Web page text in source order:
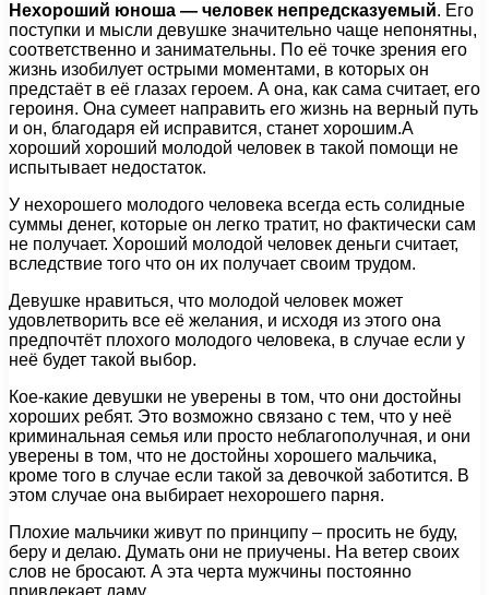
Нехороший юноша — человек непредсказуемый. Его
поступки и мысли девушке значительно чаще непонятны,
соответственно и занимательны. По её точке зрения его
жизнь изобилует острыми моментами, в которых он
предстаёт в её глазах героем. А она, как сама считает, его
героиня. Она сумеет направить его жизнь на верный путь
и он, благодаря ей исправится, станет хорошим.А
хороший хороший молодой человек в такой помощи не
испытывает недостаток.
У нехорошего молодого человека всегда есть солидные
суммы денег, которые он легко тратит, но фактически сам
не получает. Хороший молодой человек деньги считает,
вследствие того что он их получает своим трудом.
Девушке нравиться, что молодой человек может
удовлетворить все её желания, и исходя из этого она
предпочтёт плохого молодого человека, в случае если у
неё будет такой выбор.
Кое-какие девушки не уверены в том, что они достойны
хороших ребят. Это возможно связано с тем, что у неё
криминальная семья или просто неблагополучная, и они
уверены в том, что не достойны хорошего мальчика,
кроме того в случае если такой за девочкой заботится. В
этом случае она выбирает нехорошего парня.
Плохие мальчики живут по принципу – просить не буду,
беру и делаю. Думать они не приучены. На ветер своих
слов не бросают. А эта черта мужчины постоянно